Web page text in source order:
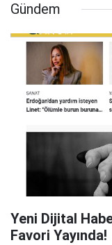
Gündem
Yeni Dijital
Favori Yayında!